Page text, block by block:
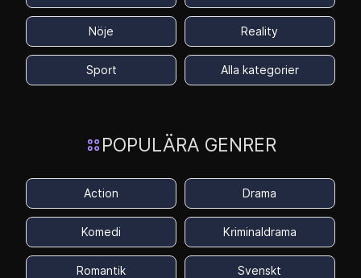
Nöje Reality
Sport Alla kategorier
POPULÄRA GENRER
Action Drama
Komedi Kriminaldrama
Romantik Svenskt